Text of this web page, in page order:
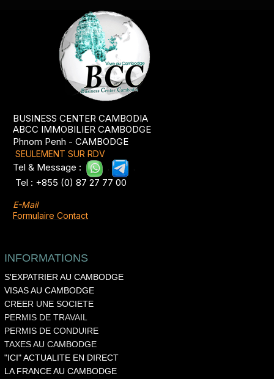
BUSINESS CENTER CAMBODIA
ABCC IMMOBILIER CAMBODGE
Phnom Penh - CAMBODGE
SEULEMENT SUR RDV
Tel & Message :
Tel : +855 (0) 87 27 77 00
E-Mail
Formulaire Contact
INFORMATIONS
S'EXPATRIER AU CAMBODGE
VISAS AU CAMBODGE
CREER UNE SOCIETE
PERMIS DE TRAVAIL
PERMIS DE CONDUIRE
TAXES AU CAMBODGE
"ICI" ACTUALITE EN DIRECT
LA FRANCE AU CAMBODGE